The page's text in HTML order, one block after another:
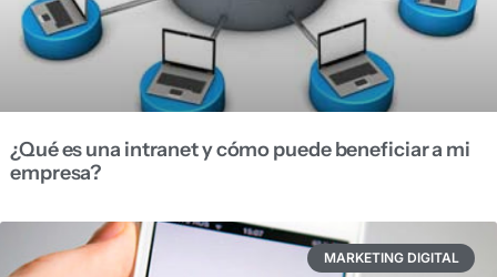
¿Qué es una intranet y cómo puede beneficiar a mi
empresa?
MARKETING DIGITAL